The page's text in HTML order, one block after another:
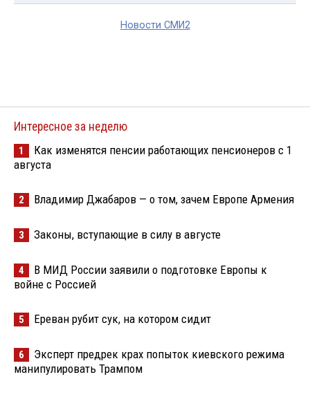
Новости СМИ2
Интересное за неделю
1
Как изменятся пенсии работающих пенсионеров с 1
августа
2 Владимир Джабаров — о том, зачем Европе Армения
3 Законы, вступающие в силу в августе
4
В МИД России заявили о подготовке Европы к
войне с Россией
5 Ереван рубит сук, на котором сидит
6
Эксперт предрек крах попыток киевского режима
манипулировать Трампом